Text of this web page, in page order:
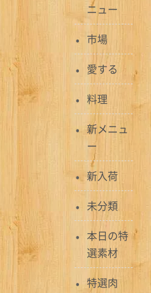
ニュー
市場
愛する
料理
新メニュ
ー
新入荷
未分類
本日の特
選素材
特選肉